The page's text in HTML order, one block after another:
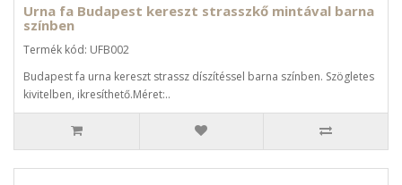
Urna fa Budapest kereszt strasszkő mintával barna
színben
Termék kód: UFB002
Budapest fa urna kereszt strassz díszítéssel barna színben. Szögletes
kivitelben, ikresíthető.Méret:..